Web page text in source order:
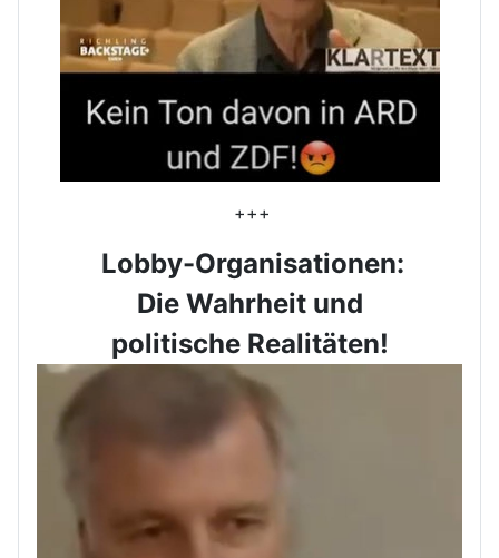
+++
Lobby-Organisationen:
Die Wahrheit und
politische Realitäten!